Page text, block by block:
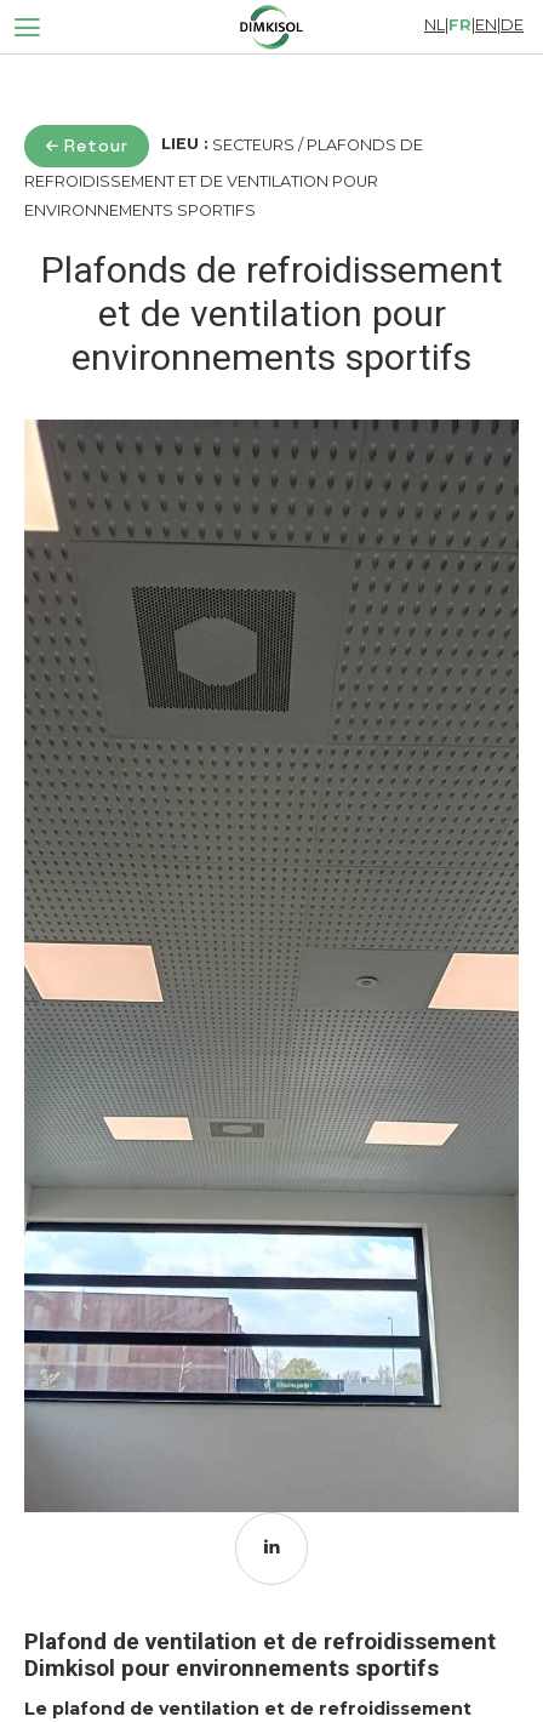
NL |FR|EN|DE
Retour LIEU : SECTEURS / PLAFONDS DE
REFROIDISSEMENT ET DE VENTILATION POUR
ENVIRONNEMENTS SPORTIFS
Plafonds de refroidissement
et de ventilation pour
environnements sportifs
Plafond de ventilation et de refroidissement
Dimkisol pour environnements sportifs
Le plafond de ventilation et de refroidissement